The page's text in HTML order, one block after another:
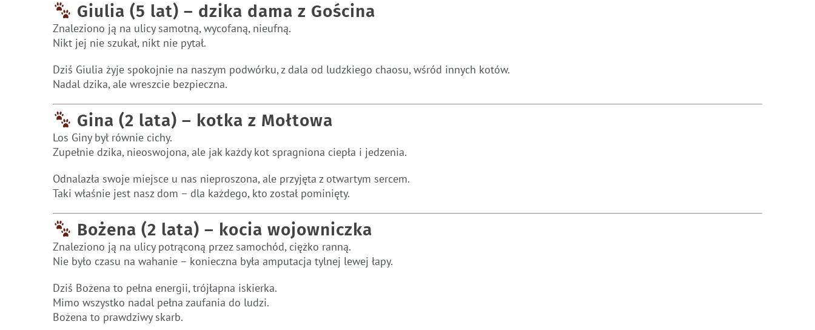
Giulia (5 lat) – dzika dama z Gościna
Znaleziono ją na ulicy samotną, wycofaną, nieufną.
Nikt jej nie szukał, nikt nie pytał.
Dziś Giulia żyje spokojnie na naszym podwórku, z dala od ludzkiego chaosu, wśród innych kotów.
Nadal dzika, ale wreszcie bezpieczna.
Gina (2 lata) – kotka z Mołtowa
Los Giny był równie cichy.
Zupełnie dzika, nieoswojona, ale jak każdy kot spragniona ciepła i jedzenia.
Odnalazła swoje miejsce u nas nieproszona, ale przyjęta z otwartym sercem.
Taki właśnie jest nasz dom – dla każdego, kto został pominięty.
Bożena (2 lata) – kocia wojowniczka
Znaleziono ją na ulicy potrąconą przez samochód, ciężko ranną.
Nie było czasu na wahanie – konieczna była amputacja tylnej lewej łapy.
Dziś Bożena to pełna energii, trójłapna iskierka.
Mimo wszystko nadal pełna zaufania do ludzi.
Bożena to prawdziwy skarb.